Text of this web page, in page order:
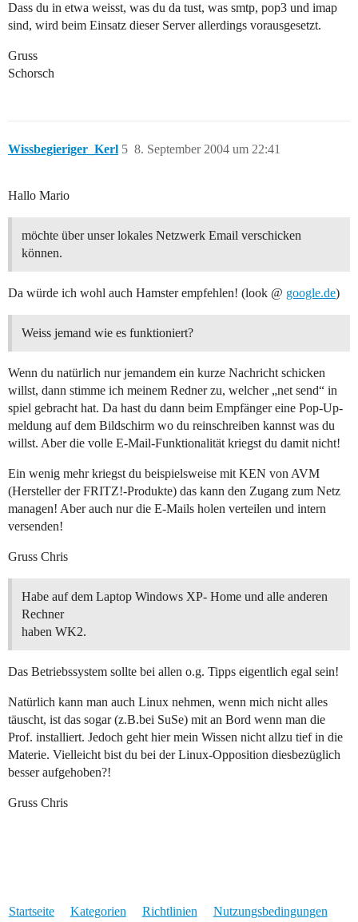
Dass du in etwa weisst, was du da tust, was smtp, pop3 und imap
sind, wird beim Einsatz dieser Server allerdings vorausgesetzt.
Gruss
Schorsch
Wissbegieriger_Kerl 8. September 2004 um 22:41
5
Hallo Mario
möchte über unser lokales Netzwerk Email verschicken
können.
Da würde ich wohl auch Hamster empfehlen! (look @ google.de)
Weiss jemand wie es funktioniert?
Wenn du natürlich nur jemandem ein kurze Nachricht schicken
willst, dann stimme ich meinem Redner zu, welcher „net send“ in
spiel gebracht hat. Da hast du dann beim Empfänger eine Pop-Up-
meldung auf dem Bildschirm wo du reinschreiben kannst was du
willst. Aber die volle E-Mail-Funktionalität kriegst du damit nicht!
Ein wenig mehr kriegst du beispielsweise mit KEN von AVM
(Hersteller der FRITZ!-Produkte) das kann den Zugang zum Netz
managen! Aber auch nur die E-Mails holen verteilen und intern
versenden!
Gruss Chris
Habe auf dem Laptop Windows XP- Home und alle anderen
Rechner
haben WK2.
Das Betriebssystem sollte bei allen o.g. Tipps eigentlich egal sein!
Natürlich kann man auch Linux nehmen, wenn mich nicht alles
täuscht, ist das sogar (z.B.bei SuSe) mit an Bord wenn man die
Prof. installiert. Jedoch geht hier mein Wissen nicht allzu tief in die
Materie. Vielleicht bist du bei der Linux-Opposition diesbezüglich
besser aufgehoben?!
Gruss Chris
Startseite Kategorien Richtlinien Nutzungsbedingungen